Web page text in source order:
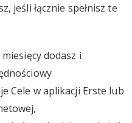
jeśli łącznie spełnisz te
dodasz i
Cele w aplikacji Erste lub